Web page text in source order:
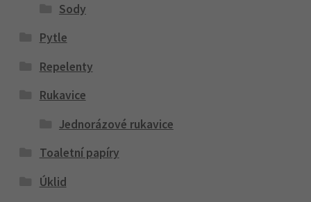
Sody
Pytle
Repelenty
Rukavice
Jednorázové rukavice
Toaletní papíry
Úklid